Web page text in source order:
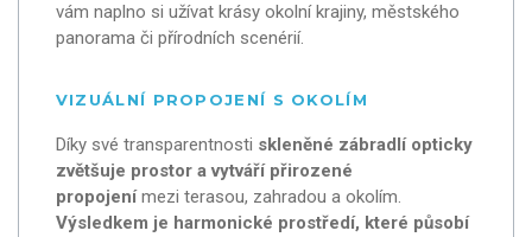
vám naplno si užívat krásy okolní krajiny, městského
panorama či přírodních scenérií.
VIZUÁLNÍ PROPOJENÍ S OKOLÍM
Díky své transparentnosti skleněné zábradlí opticky
zvětšuje prostor a vytváří přirozené
propojenímezi terasou, zahradou a okolím.
Výsledkem je harmonické prostředí, které působí